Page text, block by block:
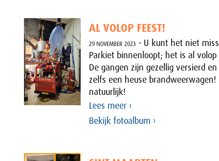
AL VOLOP FEEST!
29 NOVEMBER 2023 - U kunt het niet
Parkiet binnenloopt; het is al
De gangen zijn gezellig versierd
zelfs een heuse
natuurlijk!
Lees meer ›
Bekijk fotoalbum ›